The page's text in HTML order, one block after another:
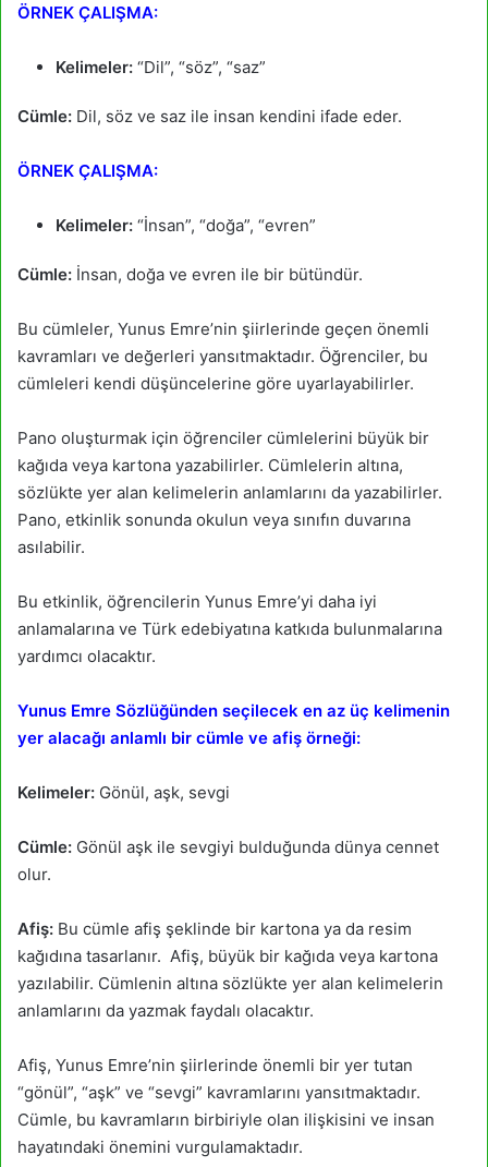
ÖRNEK ÇALIŞMA:
Kelimeler: “Dil”, “söz”, “saz”
Cümle: Dil, söz ve saz ile insan kendini ifade eder.
ÖRNEK ÇALIŞMA:
Kelimeler: “İnsan”, “doğa”, “evren”
Cümle: İnsan, doğa ve evren ile bir bütündür.
Bu cümleler, Yunus Emre’nin şiirlerinde geçen önemli
kavramları ve değerleri yansıtmaktadır. Öğrenciler, bu
cümleleri kendi düşüncelerine göre uyarlayabilirler.
Pano oluşturmak için öğrenciler cümlelerini büyük bir
kağıda veya kartona yazabilirler. Cümlelerin altına,
sözlükte yer alan kelimelerin anlamlarını da yazabilirler.
Pano, etkinlik sonunda okulun veya sınıfın duvarına
asılabilir.
Bu etkinlik, öğrencilerin Yunus Emre’yi daha iyi
anlamalarına ve Türk edebiyatına katkıda bulunmalarına
yardımcı olacaktır.
Yunus Emre Sözlüğünden seçilecek en az üç kelimenin
yer alacağı anlamlı bir cümle ve afiş örneği:
Kelimeler: Gönül, aşk, sevgi
Cümle: Gönül aşk ile sevgiyi bulduğunda dünya cennet
olur.
Afiş: Bu cümle afiş şeklinde bir kartona ya da resim
kağıdına tasarlanır. Afiş, büyük bir kağıda veya kartona
yazılabilir. Cümlenin altına sözlükte yer alan kelimelerin
anlamlarını da yazmak faydalı olacaktır.
Afiş, Yunus Emre’nin şiirlerinde önemli bir yer tutan
“gönül”, “aşk” ve “sevgi” kavramlarını yansıtmaktadır.
Cümle, bu kavramların birbiriyle olan ilişkisini ve insan
hayatındaki önemini vurgulamaktadır.